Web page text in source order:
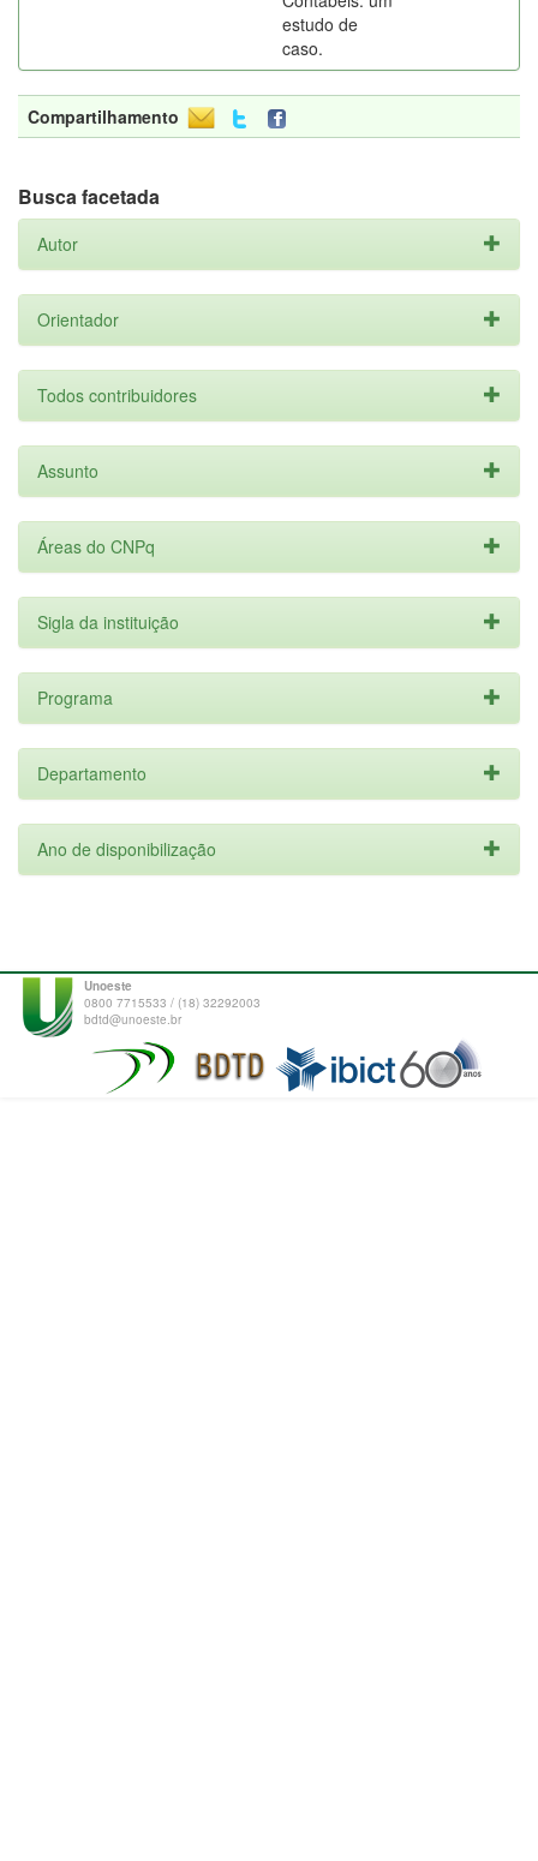
estudo de
caso.
Compartilhamento
Busca facetada
Autor
Orientador
Todos contribuidores
Assunto
Áreas do CNPq
Sigla da instituição
Programa
Departamento
Ano de disponibilização
Unoeste
0800 7715533 / (18) 32292003
bdtd@unoeste.br